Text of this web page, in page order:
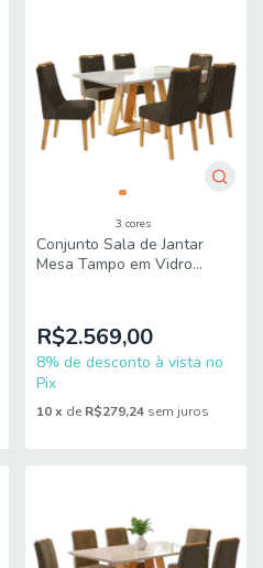
3 cores
Conjunto Sala de Jantar
Mesa Tampo em Vidro
R$2.569,00
8% de desconto à vista no
Pix
10 x de R$279,24 sem juros